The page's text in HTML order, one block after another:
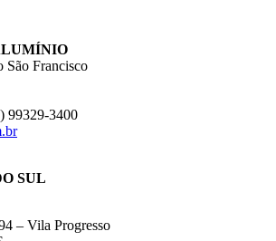
São Francisco
99329-3400
SUL
– Vila Progresso